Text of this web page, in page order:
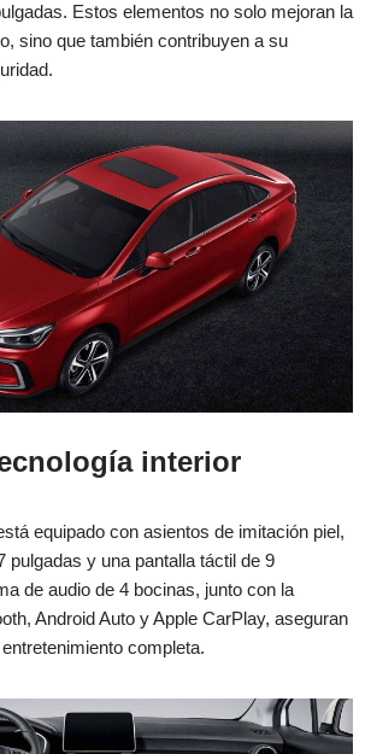
Estos elementos no solo mejoran la
sino que también contribuyen a su
interior
equipado con asientos de imitación piel,
pulgadas y una pantalla táctil de 9
de audio de 4 bocinas, junto con la
Android Auto y Apple CarPlay, aseguran
completa.